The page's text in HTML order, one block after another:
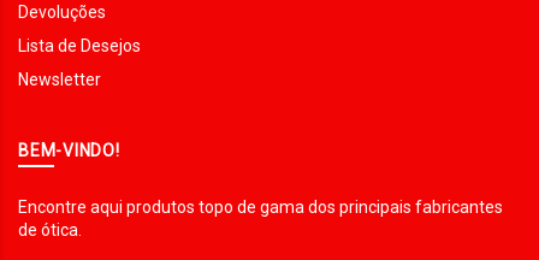
Devoluções
Lista de Desejos
Newsletter
BEM-VINDO!
Encontre aqui produtos topo de gama dos principais fabricantes
de ótica.